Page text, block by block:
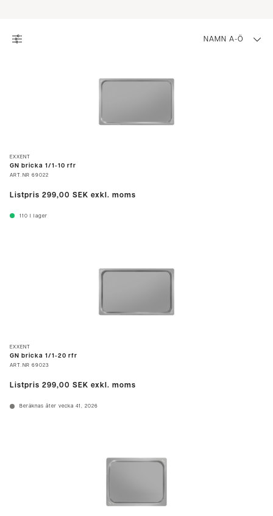
NAMN A-Ö
EXXENT
GN bricka 1/1-10 rfr
ART.NR 69022
Listpris 299,00 SEK exkl. moms
110 I lager
EXXENT
GN bricka 1/1-20 rfr
ART.NR 69023
Listpris 299,00 SEK exkl. moms
Beräknas åter vecka 41, 2026